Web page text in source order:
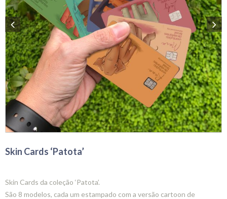
Skin Cards ‘Patota’
Skin Cards da coleção ‘Patota’.
São 8 modelos, cada um estampado com a versão cartoon de